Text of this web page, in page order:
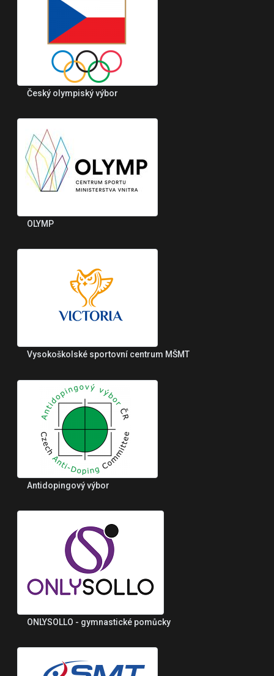
Český olympiský výbor
OLYMP
Vysokoškolské sportovní centrum MŠMT
Antidopingový výbor
ONLYSOLLO - gymnastické pomůcky